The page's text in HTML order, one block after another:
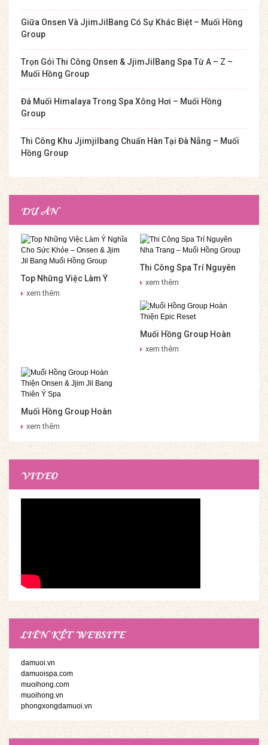
Giữa Onsen Và JjimJilBang Có Sự Khác Biệt – Muối Hồng
Group
Trọn Gói Thi Công Onsen & JjimJilBang Spa Từ A – Z –
Muối Hồng Group
Đá Muối Himalaya Trong Spa Xông Hơi – Muối Hồng
Group
Thi Công Khu Jjimjilbang Chuẩn Hàn Tại Đà Nẵng – Muối
Hồng Group
DỰ ÁN
Top Những Việc Làm Ý
Nghĩa Cho Sức Khỏe –
xem thêm
Thi Công Spa Trí Nguyên
Nha Trang – Muối Hồng
xem thêm
Muối Hồng Group Hoàn
Thiện Epic Reset
xem thêm
Muối Hồng Group Hoàn
Thiện Onsen & Jjim Jil
xem thêm
VIDEO
LIÊN KẾT WEBSITE
damuoi.vn
damuoispa.com
muoihong.com
muoihong.vn
phongxongdamuoi.vn